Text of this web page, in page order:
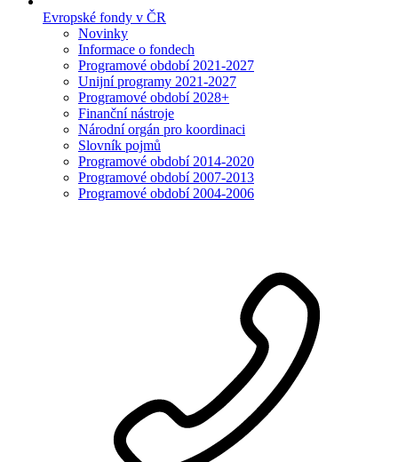
Evropské fondy v ČR
Novinky
Informace o fondech
Programové období 2021-2027
Unijní programy 2021-2027
Programové období 2028+
Finanční nástroje
Národní orgán pro koordinaci
Slovník pojmů
Programové období 2014-2020
Programové období 2007-2013
Programové období 2004-2006